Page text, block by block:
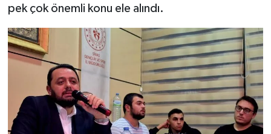
pek çok önemli konu ele alındı.